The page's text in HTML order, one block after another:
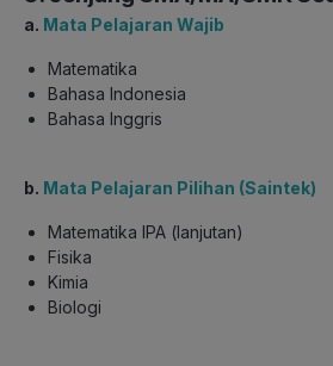
a. Mata Pelajaran Wajib
Matematika
Bahasa Indonesia
Bahasa Inggris
b. Mata Pelajaran Pilihan (Saintek)
Matematika IPA (lanjutan)
Fisika
Kimia
Biologi